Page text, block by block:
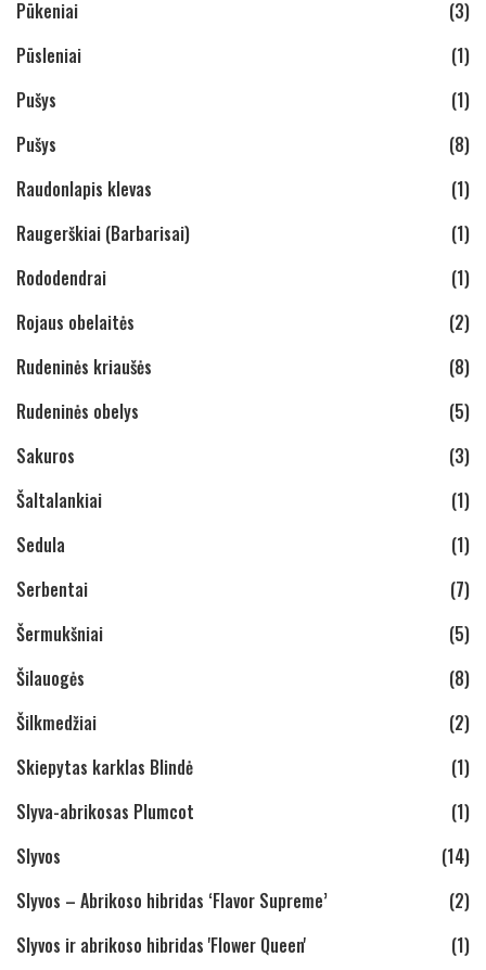
Pūkeniai
(3)
Pūsleniai
(1)
Pušys
(1)
Pušys
(8)
Raudonlapis klevas
(1)
Raugerškiai (Barbarisai)
(1)
Rododendrai
(1)
Rojaus obelaitės
(2)
Rudeninės kriaušės
(8)
Rudeninės obelys
(5)
Sakuros
(3)
Šaltalankiai
(1)
Sedula
(1)
Serbentai
(7)
Šermukšniai
(5)
Šilauogės
(8)
Šilkmedžiai
(2)
Skiepytas karklas Blindė
(1)
Slyva-abrikosas Plumcot
(1)
Slyvos
(14)
Slyvos – Abrikoso hibridas ‘Flavor Supreme’
(2)
Slyvos ir abrikoso hibridas 'Flower Queen'
(1)